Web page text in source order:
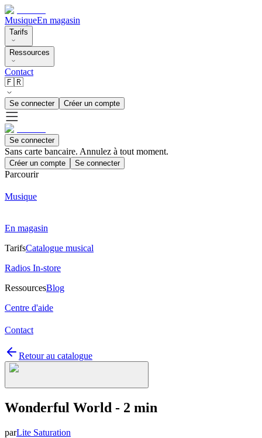
MusiqueEn magasin
Tarifs
Ressources
Contact
🇫🇷
Se connecter Créer un compte
Se connecter
Sans carte bancaire. Annulez à tout moment.
Créer un compte Se connecter
Parcourir
Musique
En magasin
TarifsCatalogue musical
Radios In-store
RessourcesBlog
Centre d'aide
Contact
Retour au catalogue
Wonderful World - 2 min
parLite Saturation